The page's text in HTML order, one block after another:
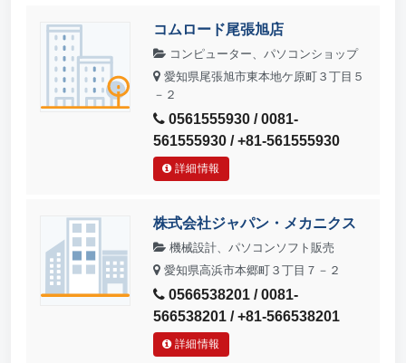
コムロード尾張旭店
コンピューター、パソコンショップ
愛知県尾張旭市東本地ケ原町３丁目５
－２
0561555930 / 0081-
561555930 / +81-561555930
詳細情報
株式会社ジャパン・メカニクス
機械設計、パソコンソフト販売
愛知県高浜市本郷町３丁目７－２
0566538201 / 0081-
566538201 / +81-566538201
詳細情報